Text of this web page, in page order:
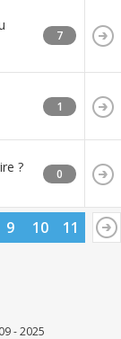
7
1
? 0
9 10 11
- 2025